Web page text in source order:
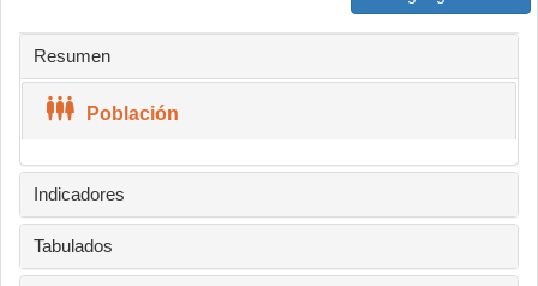
Resumen
Población
Indicadores
Tabulados